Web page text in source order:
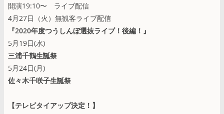
開演19:10〜 ライブ配信
4月27日（火）無観客ライブ配信
『2020年度つうしんぼ選抜ライブ！後編！』
5月19日(水)
三浦千鶴生誕祭
5月24日(月)
佐々木千咲子生誕祭
【テレビタイアップ決定！】